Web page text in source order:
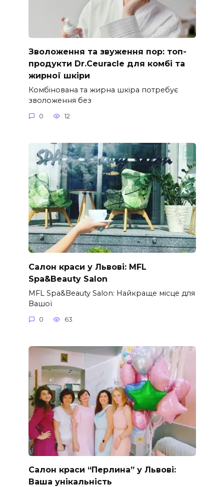
Зволоження та звуження пор: топ-
продукти Dr.Ceuracle для комбі та
жирної шкіри
Комбінована та жирна шкіра потребує
зволоження без
0 12
Салон краси у Львові: MFL
Spa&Beauty Salon
MFL Spa&Beauty Salon: Найкраще місце для
Вашої
0 63
Салон краси “Перлина” у Львові:
Ваша унікальність